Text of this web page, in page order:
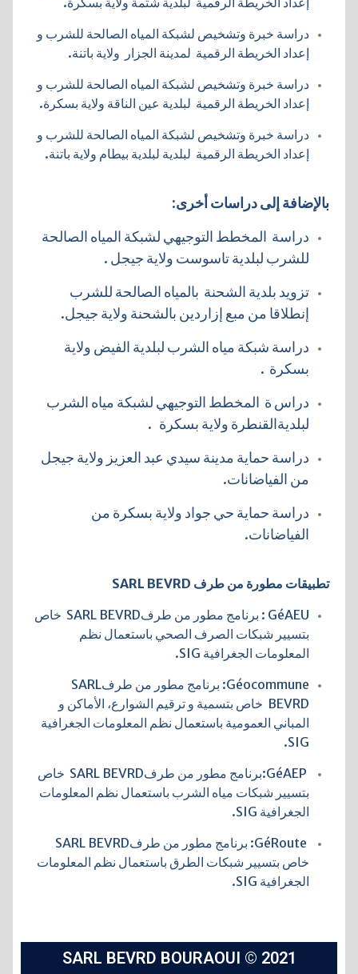
دراسة خبرة وتشخيص لشبكة المياه الصالحة للشرب و
إعداد الخريطة الرقمية لمدينة الجزار ولاية باتنة.
دراسة خبرة وتشخيص لشبكة المياه الصالحة للشرب و
إعداد الخريطة الرقمية لبلدية عين الناقة ولاية بسكرة.
دراسة خبرة وتشخيص لشبكة المياه الصالحة للشرب و
إعداد الخريطة الرقمية لبلدية لبلدية بيطام ولاية باتنة.
بالإضافة إلى دراسات أخرى:
دراسة المخطط التوجيهي لشبكة المياه الصالحة
للشرب لبلدية تاسوست ولاية جيجل .
تزويد بلدية الشحنة بالمياه الصالحة للشرب
إنطلاقا من مبع إزاردين بالشحنة ولاية جيجل.
دراسة شبكة مياه الشرب لبلدية الفيض ولاية
بسكرة .
دراسة المخطط التوجيهي لشبكة مياه الشرب
لبلديةالقنطرة ولاية بسكرة .
دراسة حماية مدينة سيدي عبد العزيز ولاية جيجل
من الفياضانات.
دراسة حماية حي جواد ولاية بسكرة من
الفياضانات.
تطبيقات مطورة من طرف SARL BEVRD
GéAEU : برنامج مطور من طرفSARL BEVRD خاص
بتسيير شبكات الصرف الصحي باستعمال نظم
المعلومات الجغرافية SIG.
Géocommune: برنامج مطور من طرفSARL
BEVRD خاص بتسمية و ترقيم الشوارع، الأماكن و
المباني العمومية باستعمال نظم المعلومات الجغرافية
SIG.
GéAEP:برنامج مطور من طرفSARL BEVRD خاص
بتسيير شبكات مياه الشرب باستعمال نظم المعلومات
الجغرافية SIG.
خاص بتسيير شبكات الطرق باستعمال نظم المعلومات
الجغرافية SIG.
SARL BEVRD BOURAOUI © 2021